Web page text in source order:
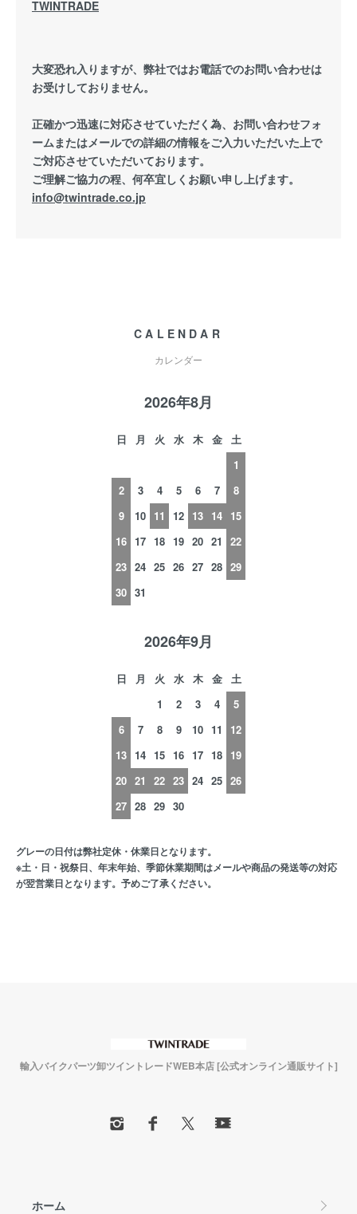
TWINTRADE
大変恐れ入りますが、弊社ではお電話でのお問い合わせは
お受けしておりません。
正確かつ迅速に対応させていただく為、お問い合わせフォ
ームまたはメールでの詳細の情報をご入力いただいた上で
ご対応させていただいております。
ご理解ご協力の程、何卒宜しくお願い申し上げます。
info@twintrade.co.jp
CALENDAR
カレンダー
2026年8月
日 月 火 水 木 金
土
1
2
3 4 5 6 7
8
9
10 11 12 13 14 15
16 17 18 19 20 21
22
23 24 25 26 27 28 29
30 31
2026年9月
日 月 火 水 木 金
土
1
2 3 4
5
6
7 8 9 10 11
12
13 14 15 16 17 18 19
20 21 22 23 24 25 26
27 28 29 30
グレーの日付は弊社定休・休業日となります。
※土・日・祝祭日、年末年始、季節休業期間はメールや商品の発送等の対応
が翌営業日となります。予めご了承ください。
輸入バイクパーツ卸ツイントレードWEB本店 [公式オンライン通販サイト]
ホーム